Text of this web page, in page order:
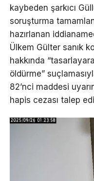
kaybeden şarkıcı
soruşturma
hazırlanan
Ülkem Gülter sanık
hakkında
öldürme”
82’nci maddesi
hapis cezası talep